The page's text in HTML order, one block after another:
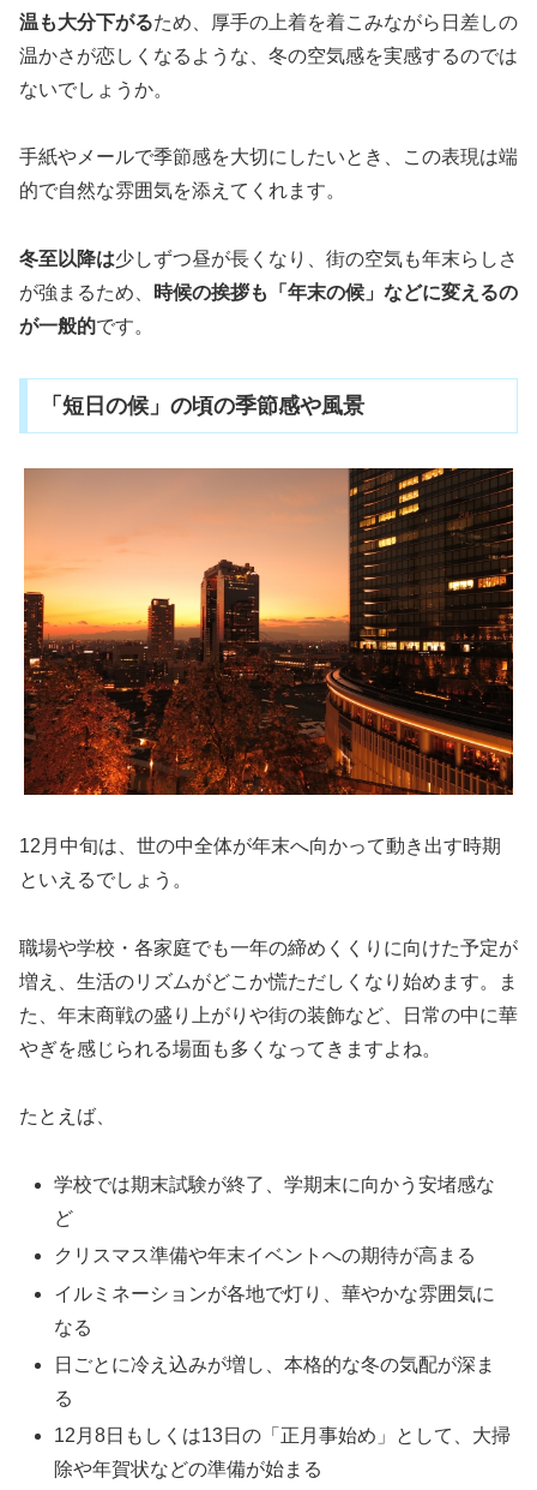
温も大分下がるため、厚手の上着を着こみながら日差しの
温かさが恋しくなるような、冬の空気感を実感するのでは
ないでしょうか。
手紙やメールで季節感を大切にしたいとき、この表現は端
的で自然な雰囲気を添えてくれます。
冬至以降は少しずつ昼が長くなり、街の空気も年末らしさ
が強まるため、
時候の挨拶も「年末の候」などに変えるの
が一般的です。
「短日の候」の頃の季節感や風景
12月中旬は、世の中全体が年末へ向かって動き出す時期
といえるでしょう。
職場や学校・各家庭でも一年の締めくくりに向けた予定が
増え、生活のリズムがどこか慌ただしくなり始めます。ま
た、年末商戦の盛り上がりや街の装飾など、日常の中に華
やぎを感じられる場面も多くなってきますよね。
たとえば、
学校では期末試験が終了、学期末に向かう安堵感な
ど
クリスマス準備や年末イベントへの期待が高まる
イルミネーションが各地で灯り、華やかな雰囲気に
なる
日ごとに冷え込みが増し、本格的な冬の気配が深ま
る
12月8日もしくは13日の「正月事始め」として、大掃
除や年賀状などの準備が始まる